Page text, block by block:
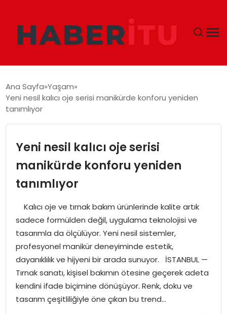
DÜNYA
TEKNOLOJI
EĞITIM
MAGAZIN
SPOR
YAŞAM
Ana Sayfa Yaşam
Yeni nesil kalıcı oje serisi manikürde konforu yeniden
tanımlıyor
Yeni nesil kalıcı oje serisi
manikürde konforu yeniden
tanımlıyor
Kalıcı oje ve tırnak bakım ürünlerinde kalite artık
sadece formülden değil, uygulama teknolojisi ve
tasarımla da ölçülüyor. Yeni nesil sistemler,
profesyonel manikür deneyiminde estetik,
dayanıklılık ve hijyeni bir arada sunuyor. İSTANBUL —
Tırnak sanatı, kişisel bakımın ötesine geçerek adeta
kendini ifade biçimine dönüşüyor. Renk, doku ve
tasarım çeşitliliğiyle öne çıkan bu trend…